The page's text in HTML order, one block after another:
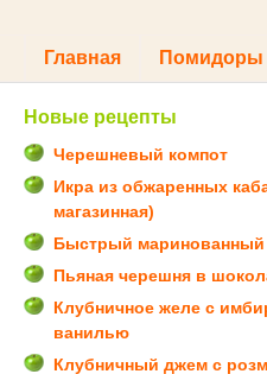
Главная Помидоры
Новые рецепты
Черешневый компот
Икра из обжаренных
магазинная)
Быстрый маринованный
Пьяная черешня в
Клубничное желе с
ванилью
Клубничный джем с